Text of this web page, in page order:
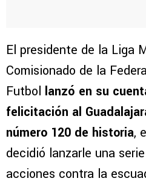
El presidente de la Liga
Comisionado de la
Futbol lanzó en su
felicitación al
número 120 de historia,
decidió lanzarle una
acciones contra la